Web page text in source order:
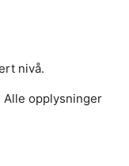
nivå.
opplysninger